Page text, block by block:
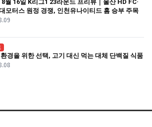
8월 16일 K리그1 23라운드 프리뷰｜울산 HD FC·
모터스 원정 경쟁, 인천유나이티드 홈 승부 주목
경을 위한 선택, 고기 대신 먹는 대체 단백질 식품